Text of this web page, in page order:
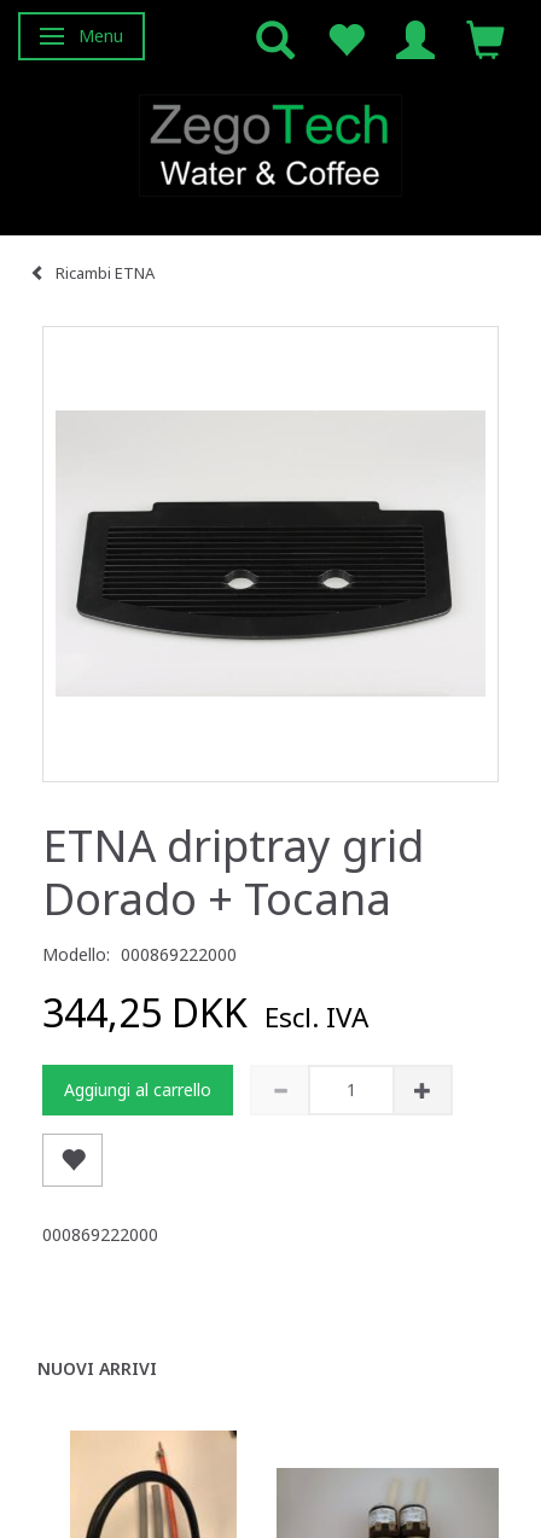
Attiva/disattiva navigazione
Menu
Ricambi ETNA
ETNA driptray grid
Dorado + Tocana
Modello: 000869222000
344,25 DKK Escl. IVA
Aggiungi al carrello
000869222000
NUOVI ARRIVI